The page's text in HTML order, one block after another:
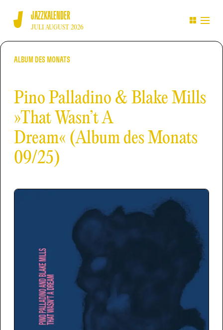
JAZZKALENDER
JULI AUGUST 2026
ALBUM DES MONATS
Pino Palladino & Blake Mills
»That Wasn’t A
Dream« (Album des Monats
09/25)